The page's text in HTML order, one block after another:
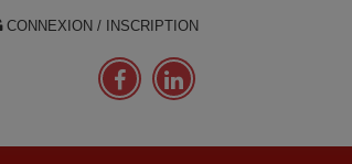
CONNEXION / INSCRIPTION